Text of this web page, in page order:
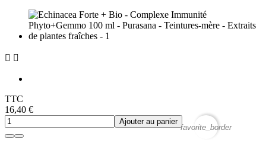
 
TTC
16,40 €
Ajouter au panier
favorite_border